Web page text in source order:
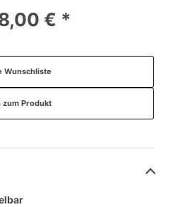
€ *
Wunschliste
zum Produkt